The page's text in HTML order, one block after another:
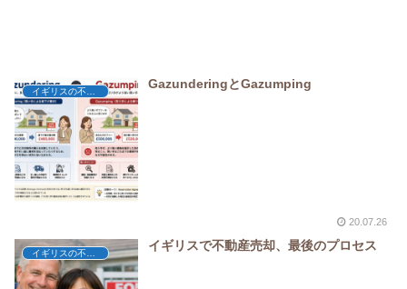
イギリスの不動産
GazunderingとGazumping
20.07.26
イギリスで不動産売却、最後のプロセス